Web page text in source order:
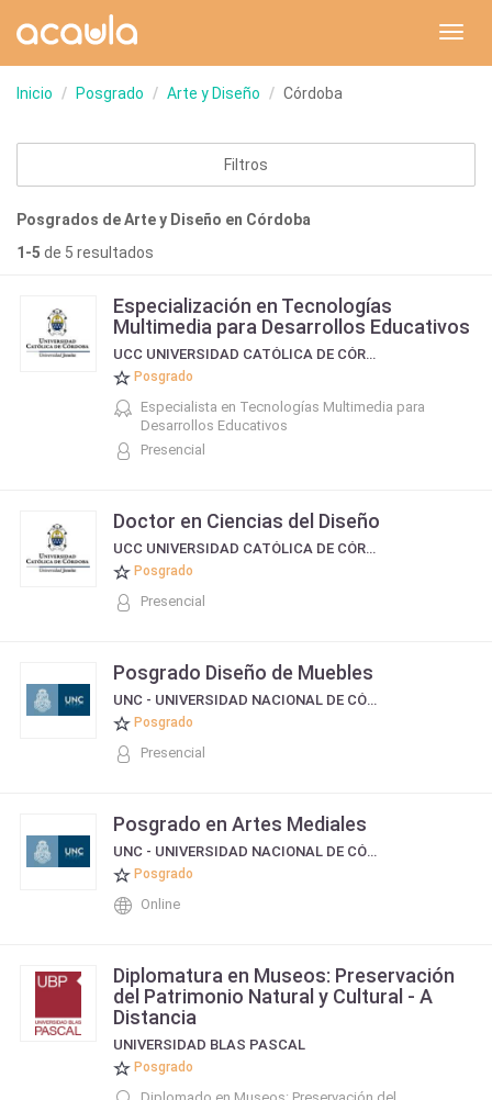
Inicio Posgrado Arte y Diseño Córdoba
Filtros
Posgrados de Arte y Diseño en Córdoba
1-5 de 5 resultados
Especialización en Tecnologías
Multimedia para Desarrollos Educativos
UCC UNIVERSIDAD CATÓLICA DE CÓRDOBA
Posgrado
Especialista en Tecnologías Multimedia para
Desarrollos Educativos
Presencial
Doctor en Ciencias del Diseño
UCC UNIVERSIDAD CATÓLICA DE CÓRDOBA
Posgrado
Presencial
Posgrado Diseño de Muebles
UNC - UNIVERSIDAD NACIONAL DE CÓRDOBA
Posgrado
Presencial
Posgrado en Artes Mediales
UNC - UNIVERSIDAD NACIONAL DE CÓRDOBA
Posgrado
Online
Diplomatura en Museos: Preservación
del Patrimonio Natural y Cultural - A
Distancia
UNIVERSIDAD BLAS PASCAL
Posgrado